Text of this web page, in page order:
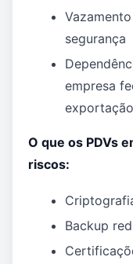
segurança
empresa
O que os PDVs
riscos:
Backup